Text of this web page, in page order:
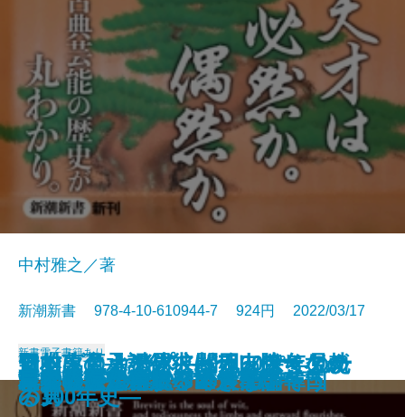
よくも言ってくれたよな
異論正論
一汁一菜でよいと至るまで
自衛隊最高幹部が語る台湾有事
「脱・自前」の日本成長戦略
日本人の承認欲求―テレワークが
さらした深層―
アントニオ猪木―闘魂60余年の軌
跡―
不倫と正義
首相官邸の2800日
野村萬斎―なぜ彼は一人勝ちなの
か―
中村雅之／著
新潮新書 978-4-10-610944-7 924円 2022/03/17
新書電子書籍あり
核兵器について、本音で話そう
知的に見える男、バカっぽく見え
る男
親鸞と道元
厚労省―劣化する巨大官庁―
背進の思想
マツダとカープ―松田ファミリー
の100年史―
「やりがい搾取」の農業論
イクメンの罠
日本の近代建築ベスト50
日本依存から脱却できない韓国